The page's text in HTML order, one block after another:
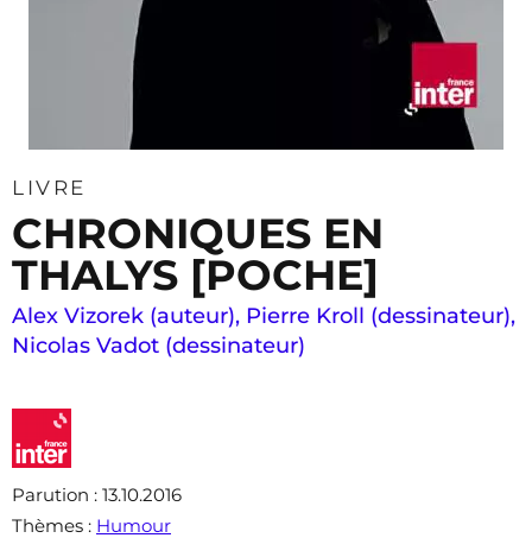
LIVRE
CHRONIQUES EN
THALYS [POCHE]
Alex Vizorek (auteur), Pierre Kroll (dessinateur),
Nicolas Vadot (dessinateur)
Parution : 13.10.2016
Thèmes : Humour